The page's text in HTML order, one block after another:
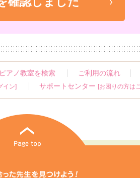
アノ教室を検索
ご利用の流れ
イン] サポートセンター [お困りの方は